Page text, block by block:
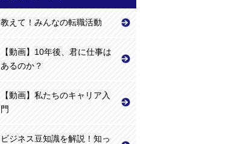
教えて！みんなの転職活動
【動画】10年後、君に仕事は
あるのか？
【動画】私たちのキャリア入
門
ビジネス豆知識を解説！知っ